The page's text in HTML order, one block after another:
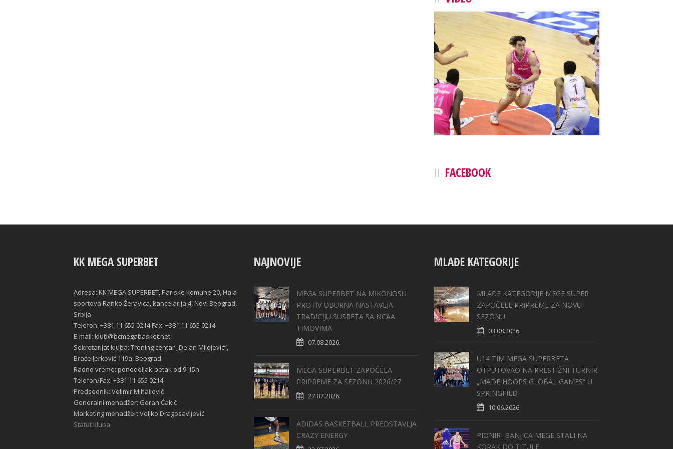
FACEBOOK
KK MEGA SUPERBET
Adresa: KK MEGA SUPERBET, Pariske komune 20, Hala
sportova Ranko Žeravica, kancelarija 4, Novi Beograd,
Srbija
Telefon: +381 11 655 0214 Fax: +381 11 655 0214
E-mail: klub@bcmegabasket.net
Sekretarijat kluba: Trening centar „Dejan Milojević“,
Braće Jerković 119a, Beograd
Radno vreme: ponedeljak-petak od 9-15h
Telefon/Fax: +381 11 655 0214
Predsednik: Velimir Mihailović
Generalni menadžer: Goran Ćakić
Marketing menadžer: Veljko Dragosavljević
Statut kluba
NAJNOVIJE
MEGA SUPERBET NA MIKONOSU
PROTIV OBURNA NASTAVLJA
TRADICIJU SUSRETA SA NCAA
TIMOVIMA
07.08.2026.
MEGA SUPERBET ZAPOČELA
PRIPREME ZA SEZONU 2026/27
27.07.2026.
ADIDAS BASKETBALL PREDSTAVLJA
CRAZY ENERGY
MLAĐE KATEGORIJE
MLAĐE KATEGORIJE MEGE SUPER
ZAPOČELE PRIPREME ZA NOVU
SEZONU
03.08.2026.
U14 TIM MEGA SUPERBETA
OTPUTOVAO NA PRESTIŽNI TURNIR
„MADE HOOPS GLOBAL GAMES“ U
SPRINGFILD
10.06.2026.
PIONIRI BANJICA MEGE STALI NA
KORAK DO TITULE